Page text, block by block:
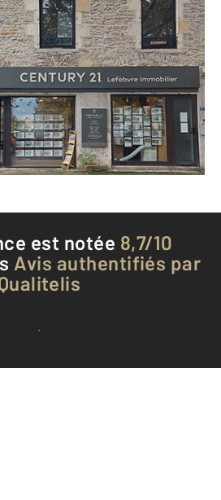
Lefèbvre Immobilier
Anciens d'AFN BP 1
- 03800
Envoyer un message
à l'agence
est notée 8,7/10
Avis authentifiés par
tous les avis clients